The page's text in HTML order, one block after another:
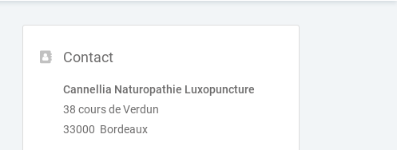
Contact
Cannellia Naturopathie Luxopuncture
38 cours de Verdun
33000 Bordeaux